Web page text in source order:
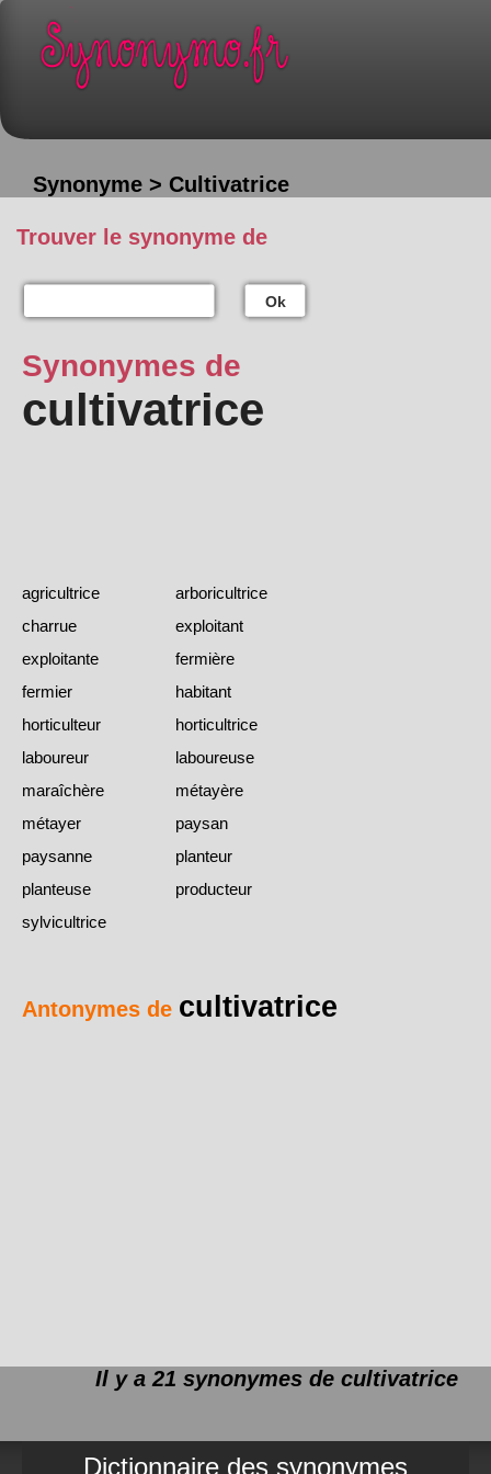
Synonyme > Cultivatrice
Trouver le synonyme de
Ok
Synonymes de
cultivatrice
agricultrice
arboricultrice
charrue
exploitant
exploitante
fermière
fermier
habitant
horticulteur
horticultrice
laboureur
laboureuse
maraîchère
métayère
métayer
paysan
paysanne
planteur
planteuse
producteur
sylvicultrice
Antonymes de cultivatrice
Il y a 21 synonymes de cultivatrice
Dictionnaire des synonymes